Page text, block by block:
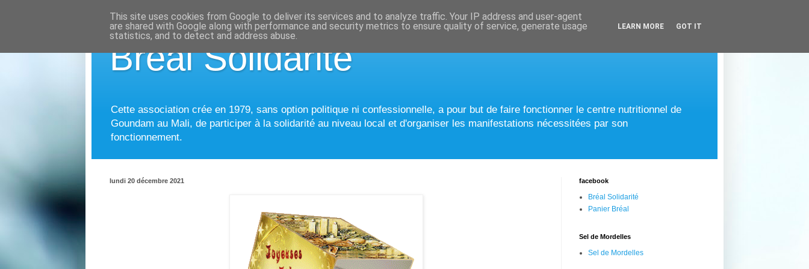
Bréal Solidarité
Cette association crée en 1979, sans option politique ni confessionnelle, a pour but de faire fonctionner le centre nutritionnel de
Goundam au Mali, de participer à la solidarité au niveau local et d'organiser les manifestations nécessitées par son
fonctionnement.
lundi 20 décembre 2021 facebook
Bréal Solidarité
Panier Bréal
Sel de Mordelles
Sel de Mordelles
This site uses cookies from Google to deliver its services and to analyze traffic. Your IP address and user-agent
are shared with Google along with performance and security metrics to ensure quality of service, generate usage
statistics, and to detect and address abuse.
LEARN MORE GOT IT